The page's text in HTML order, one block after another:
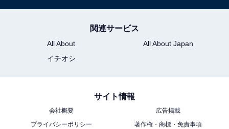
関連サービス
All About
All About Japan
イチオシ
サイト情報
会社概要
広告掲載
プライバシーポリシー
著作権・商標・免責事項